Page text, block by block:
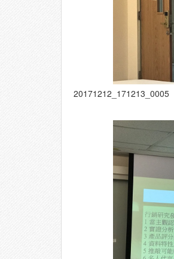
20171212_171213_0005